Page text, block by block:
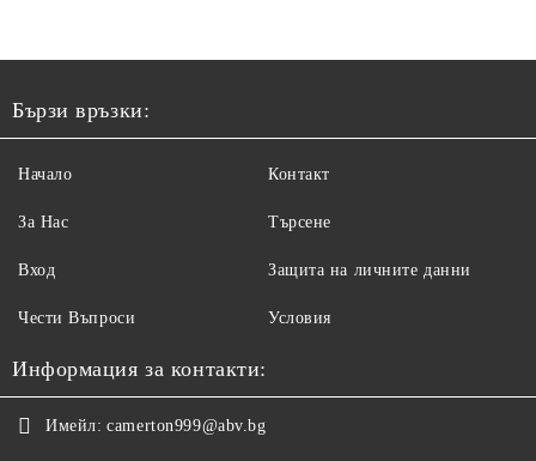
Бързи връзки:
Начало
За Нас
Вход
Чести Въпроси
Контакт
Търсене
Защита на личните данни
Условия
Информация за контакти:
Имейл: camerton999@abv.bg